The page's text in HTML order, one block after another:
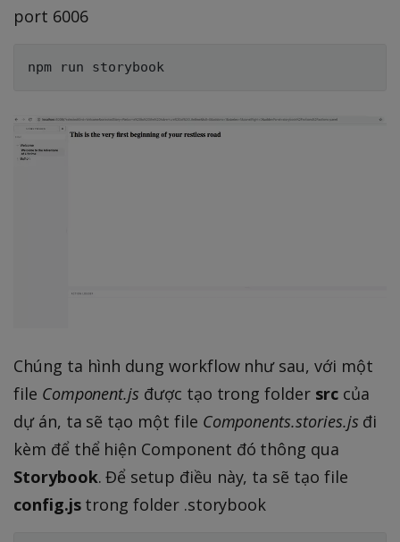
port 6006
Chúng ta hình dung workflow như sau, với một
file Component.js được tạo trong folder srccủa
dự án, ta sẽ tạo một file Components.stories.js đi
kèm để thể hiện Component đó thông qua
Storybook. Để setup điều này, ta sẽ tạo file
config.jstrong folder .storybook